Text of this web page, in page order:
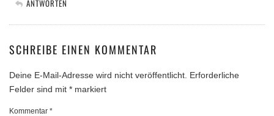
ANTWORTEN
SCHREIBE EINEN KOMMENTAR
Deine E-Mail-Adresse wird nicht veröffentlicht. Erforderliche
Felder sind mit * markiert
Kommentar *